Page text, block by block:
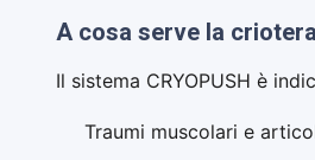
A cosa serve la
Il sistema CRYOPUSH è
Traumi muscolari e